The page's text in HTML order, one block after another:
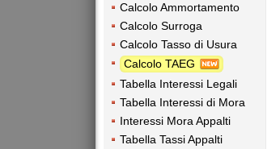
Calcolo Ammortamento
Calcolo Surroga
Calcolo Tasso di Usura
Calcolo TAEG
Tabella Interessi Legali
Tabella Interessi di Mora
Interessi Mora Appalti
Tabella Tassi Appalti